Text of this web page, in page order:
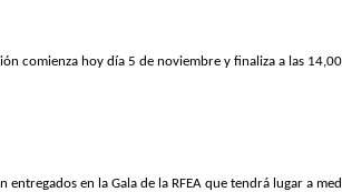
comienza hoy día 5 de noviembre y finaliza a las
entregados en la Gala de la RFEA que tendrá lugar a